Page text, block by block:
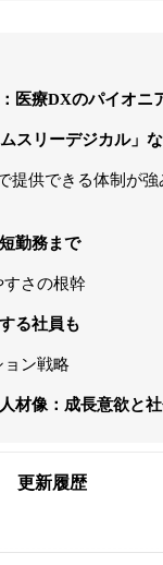
医療DXのパイオニ
スリーデジカル」
提供できる体制が
勤務まで
さの根幹
る社員も
ョン戦略
材像：成長意欲と
更新履歴